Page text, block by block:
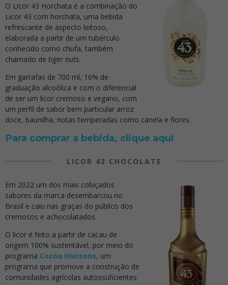
O Licor 43 Horchata é a combinação do
Licor 43 com horchata, uma bebida
refrescante de aspecto leitoso,
elaborada a partir de um tubérculo
conhecido como chufa, também
chamado de tiger nuts.
Em garrafas de 700 ml, 16% de
graduação alcoólica e com o diferencial
de ser um licor cremoso e vegano, com
um perfil de sabor bem particular arroz
doce, baunilha, notas temperadas como canela e flores.
Para comprar a bebida, clique aqui
LICOR 43 CHOCOLATE
Em 2022 um dos mais cobiçados
sabores da marca desembarcou no
Brasil e caiu nas graças do público dos
cremosos e achocolatados.
O licor é feito a partir de cacau de
origem 100% sustentável, por meio do
programa Cocoa Horizons, um
programa que promove a construção de
comunidades agrícolas autossuficientes